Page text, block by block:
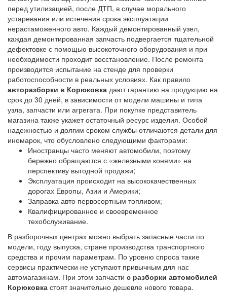
перед утилизацией, после ДТП, в случае морального
устаревания или истечения срока эксплуатации
нерастаможенного авто. Каждый демонтированный узел,
каждая демонтированная запчасть подвергается тщательной
дефектовке с помощью высокоточного оборудования и при
необходимости проходит восстановление. После ремонта
производится испытание на стенде для проверки
работоспособности в реальных условиях. Как правило
авторазборки в Корюковка дают гарантию на продукцию на
срок до 30 дней, в зависимости от модели машины и типа
узла, запчасти или агрегата. При покупке представитель
магазина также укажет остаточный ресурс изделия. Особой
надежностью и долгим сроком службы отличаются детали для
иномарок, что обусловлено следующими факторами:
Иностранцы часто меняют автомобили, поэтому
бережно обращаются с «железными конями» на
перспективу выгодной продажи;
Эксплуатация происходит на высококачественных
дорогах Европы, Азии и Америки;
Заправка авто первосортным топливом;
Квалифицированное и своевременное
техобслуживание.
В разборочных центрах можно выбрать запасные части по
модели, году выпуска, стране производства транспортного
средства и прочим параметрам. По уровню спроса такие
сервисы практически не уступают привычным для нас
автомагазинам. При этом запчасти с разборки автомобилей
Корюковка стоят значительно дешевле нового товара.